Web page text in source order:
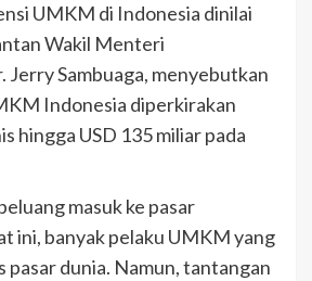
UMKM di Indonesia dinilai
Wakil Menteri
Jerry Sambuaga, menyebutkan
Indonesia diperkirakan
hingga USD 135 miliar pada
masuk ke pasar
ini, banyak pelaku UMKM yang
pasar dunia. Namun, tantangan